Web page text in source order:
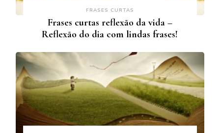
FRASES CURTAS
Frases curtas reflexão da vida –
Reflexão do dia com lindas frases!